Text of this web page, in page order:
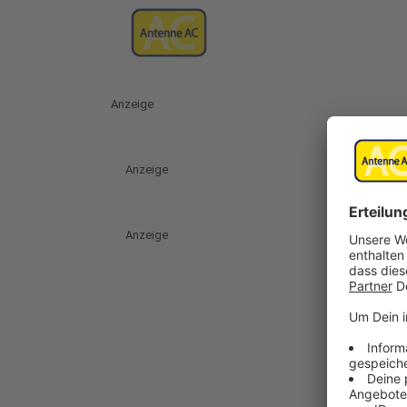
Anzeige
Anzeige
Anzeige